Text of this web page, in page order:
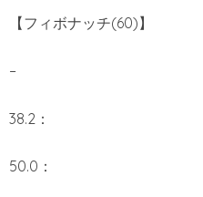
【フィボナッチ(60)】
–
38.2：
50.0：